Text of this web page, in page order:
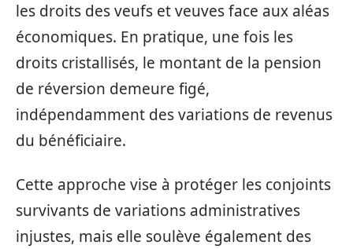
les droits des veufs et veuves face aux aléas
économiques. En pratique, une fois les
droits cristallisés, le montant de la pension
de réversion demeure figé,
indépendamment des variations de revenus
du bénéficiaire.
Cette approche vise à protéger les conjoints
survivants de variations administratives
injustes, mais elle soulève également des